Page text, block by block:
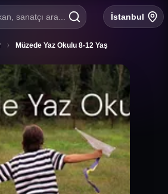
sanatçı ara... İstanbul
Müzede Yaz Okulu 8-12 Yaş